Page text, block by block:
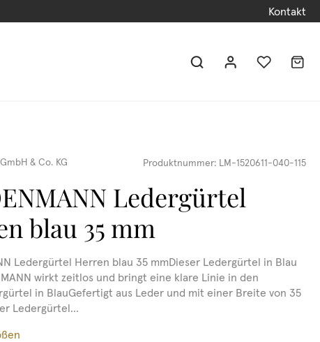
Kontakt
& Co. KG Produktnummer: LM-1520611-040-115
Ledergürtel
blau 35 mm
Ledergürtel Herren blau 35 mmDieser Ledergürtel in Blau
wirkt zeitlos und bringt eine klare Linie in den
in BlauGefertigt aus Leder und mit einer Breite von 35
Ledergürtel...